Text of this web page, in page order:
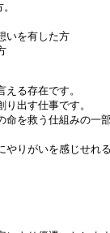
いを有した方
る存在です。
出す仕事です。
を救う仕組みの一部
りがいを感じせれる